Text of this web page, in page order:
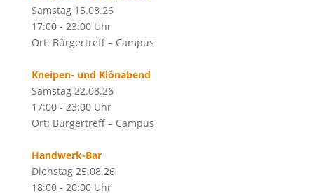
Samstag 15.08.26
17:00 - 23:00 Uhr
Ort: Bürgertreff – Campus
Kneipen- und Klönabend
Samstag 22.08.26
17:00 - 23:00 Uhr
Ort: Bürgertreff – Campus
Handwerk-Bar
Dienstag 25.08.26
18:00 - 20:00 Uhr